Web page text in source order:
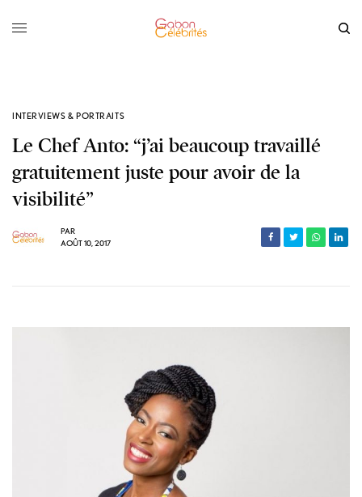
INTERVIEWS & PORTRAITS
Le Chef Anto: “j’ai beaucoup travaillé
gratuitement juste pour avoir de la
visibilité”
PAR
AOÛT 10, 2017